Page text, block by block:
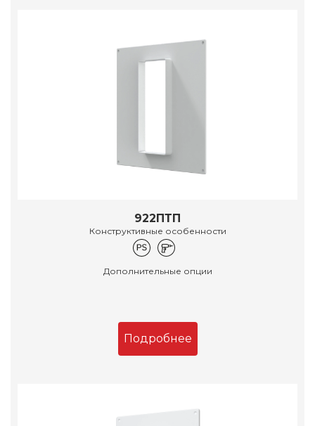
922ПТП
Конструктивные особенности
Дополнительные опции
Подробнее